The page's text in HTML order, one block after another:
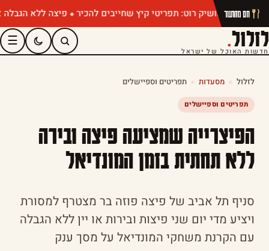
של מושיק רוט: תפריטי קיץ שחייבים להכיר פיצה ללא הגבלה או חם מהתנור
לזלול.
חדשות האוכל של ישראל
☰
לזלול » מסעדות » תפריטים וספיישלים
תפריטים וספיישלים
הפיצרייה שמציעה פיצה ובירה
ללא תחתית בזמן המונדיאל
סניף תל אביב של פיצה פוזה בר מצטרף למסורת
ויציע מדי יום שני פיצות ובירות או יין ללא הגבלה
עם הקרנת משחקי המונדיאל על מסך ענק